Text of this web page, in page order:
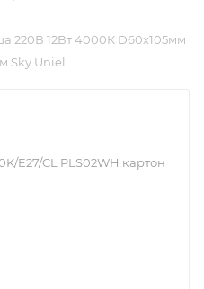
220В 12Вт 4000К D60х105мм
Sky Uniel
E27/CL PLS02WH картон